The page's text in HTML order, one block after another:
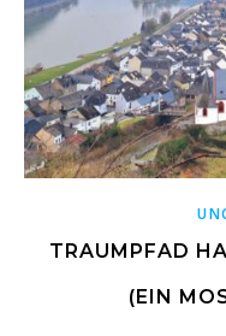
TRAUMPFAD
(EIN